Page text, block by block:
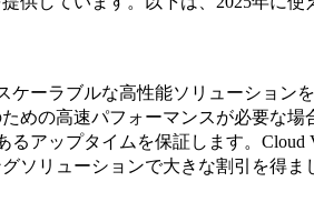
ケーラブルな高性能ソリューション
めの高速パフォーマンスが必要な場
アップタイムを保証します。Cloud
ソリューションで大きな割引を得ま